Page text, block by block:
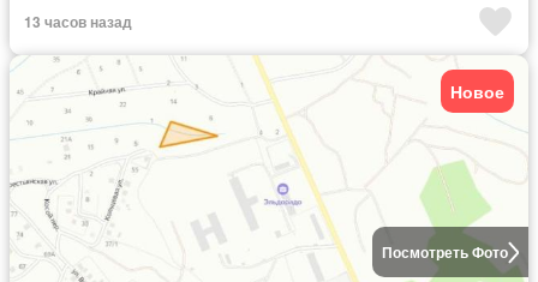
13 часов назад
Посмотреть Фото
Новое